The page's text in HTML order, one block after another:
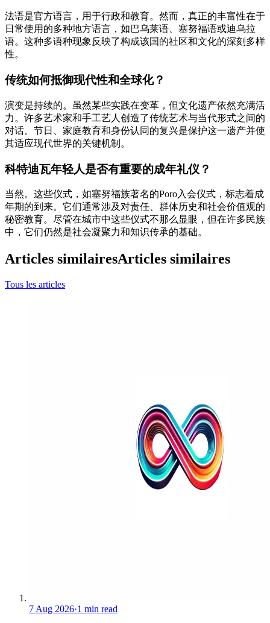
法语是官方语言，用于行政和教育。然而，真正的丰富性在于
日常使用的多种地方语言，如巴乌莱语、塞努福语或迪乌拉
语。这种多语种现象反映了构成该国的社区和文化的深刻多样
性。
传统如何抵御现代性和全球化？
演变是持续的。虽然某些实践在变革，但文化遗产依然充满活
力。许多艺术家和手工艺人创造了传统艺术与当代形式之间的
对话。节日、家庭教育和身份认同的复兴是保护这一遗产并使
其适应现代世界的关键机制。
科特迪瓦年轻人是否有重要的成年礼仪？
当然。这些仪式，如塞努福族著名的Poro入会仪式，标志着成
年期的到来。它们通常涉及对责任、群体历史和社会价值观的
秘密教育。尽管在城市中这些仪式不那么显眼，但在许多民族
中，它们仍然是社会凝聚力和知识传承的基础。
Articles similairesArticles similaires
Tous les articles
7 Aug 2026·1 min read